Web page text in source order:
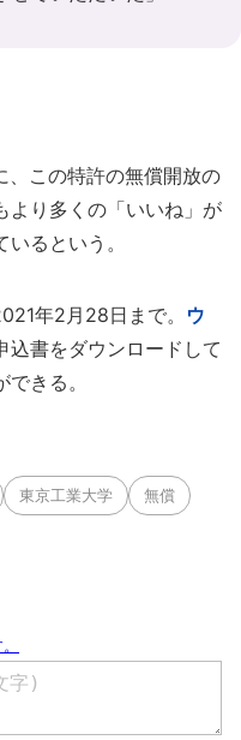
この特許の無償開放の
より多くの「いいね」が
るという。
年2月28日まで。 ウ
込書をダウンロードして
きる。
東京工業大学 無償